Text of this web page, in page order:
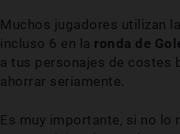
Muchos jugadores utilizan
incluso 6 en la ronda de
a tus personajes de costes
ahorrar seriamente.
Es muy importante, si no lo